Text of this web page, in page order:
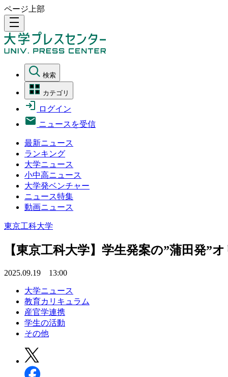
ページ上部
density_medium
検索
カテゴリ
ログイン
ニュースを受信
最新ニュース
ランキング
大学ニュース
小中高ニュース
大学発ベンチャー
ニュース特集
動画ニュース
東京工科大学
【東京工科大学】学生発案の”蒲田発”
2025.09.19 13:00
大学ニュース
教育カリキュラム
産官学連携
学生の活動
その他